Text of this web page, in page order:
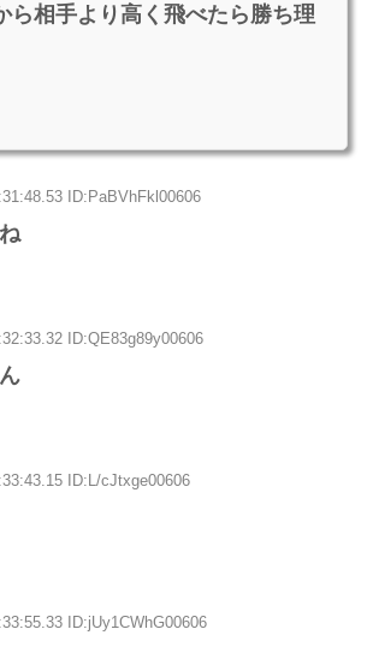
ら相手より高く飛べたら勝ち理
ID:PaBVhFkl00606
ID:QE83g89y00606
ID:L/cJtxge00606
ID:jUy1CWhG00606